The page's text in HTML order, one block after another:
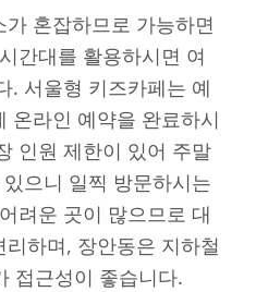
혼잡하므로 가능하면
간대를 활용하시면 여
. 서울형 키즈카페는 예
온라인 예약을 완료하시
인원 제한이 있어 주말
으니 일찍 방문하시는
려운 곳이 많으므로 대
하며, 장안동은 지하철
접근성이 좋습니다.